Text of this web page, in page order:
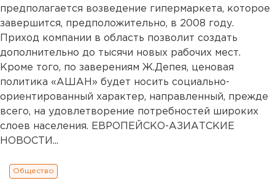
предполагается возведение гипермаркета, которое
завершится, предположительно, в 2008 году.
Приход компании в область позволит создать
дополнительно до тысячи новых рабочих мест.
Кроме того, по заверениям Ж.Депея, ценовая
политика «АШАН» будет носить социально-
ориентированный характер, направленный, прежде
всего, на удовлетворение потребностей широких
слоев населения. ЕВРОПЕЙСКО-АЗИАТСКИЕ
НОВОСТИ...
Общество